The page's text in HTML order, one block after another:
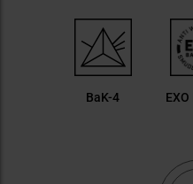
BaK-4